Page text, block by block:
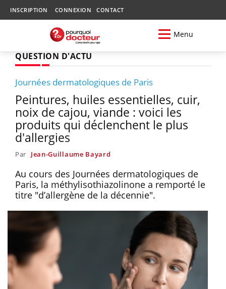
INSCRIPTION CONNEXION CONTACT
Menu
QUESTION D'ACTU
Journées dermatologiques de Paris
Peintures, huiles essentielles, cuir,
noix de cajou, viande : voici les
produits qui déclenchent le plus
d'allergies
Par Jean-Guillaume Bayard
Au cours des Journées dermatologiques de
Paris, la méthylisothiazolinone a remporté le
titre "d’allergène de la décennie".